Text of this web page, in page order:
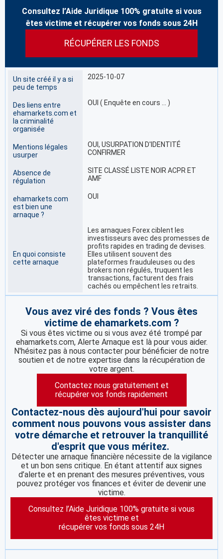
Consultez l’Aide Juridique 100% gratuite si vous
êtes victime et récupérer vos fonds sous 24H
RÉCUPÉRER LES FONDS
Un site créé il y a si
peu de temps
2025-10-07
Des liens entre
ehamarkets.com et
la criminalité
organisée
OUI ( Enquête en cours … )
Mentions légales
usurper
OUI, USURPATION D'IDENTITÉ
CONFIRMER
Absence de
régulation
SITE CLASSÉ LISTE NOIR ACPR ET
AMF
ehamarkets.com
est bien une
arnaque ?
OUI
En quoi consiste
cette arnaque
Les arnaques Forex ciblent les
investisseurs avec des promesses de
profits rapides en trading de devises.
Elles utilisent souvent des
plateformes frauduleuses ou des
brokers non régulés, truquent les
transactions, facturent des frais
cachés ou empêchent les retraits.
Vous avez viré des fonds ? Vous êtes
victime de ehamarkets.com ?
Si vous êtes victime ou si vous avez été trompé par
ehamarkets.com, Alerte Arnaque est là pour vous aider.
N'hésitez pas à nous contacter pour bénéficier de notre
soutien et de notre expertise dans la récupération de
votre argent.
Contactez nous gratuitement et
récupérer vos fonds rapidement
Contactez-nous dès aujourd'hui pour savoir
comment nous pouvons vous assister dans
votre démarche et retrouver la tranquillité
d'esprit que vous méritez.
Détecter une arnaque financière nécessite de la vigilance
et un bon sens critique. En étant attentif aux signes
d’alerte et en prenant des mesures préventives, vous
pouvez protéger vos finances et éviter de devenir une
victime.
Consultez l’Aide Juridique 100% gratuite si vous
êtes victime et
récupérer vos fonds sous 24H